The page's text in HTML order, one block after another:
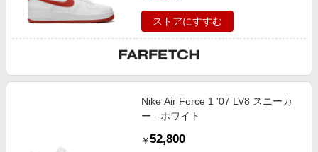
ストアにすすむ
Nike Air Force 1 '07 LV8 スニーカ
ー - ホワイト
￥ 52,800